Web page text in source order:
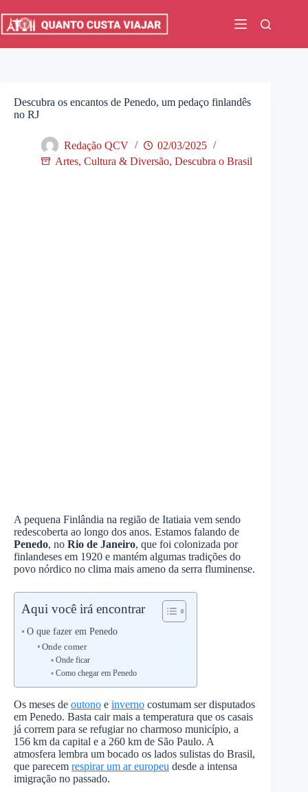
para
Descubra os encantos de Penedo, um pedaço finlandês
no RJ
Redação QCV
02/03/2025
Artes, Cultura & Diversão, Descubra o Brasil
A pequena Finlândia na região de Itatiaia vem sendo
redescoberta ao longo dos anos. Estamos falando de
Penedo, no Rio de Janeiro, que foi colonizada por
finlandeses em 1920 e mantém algumas tradições do
povo nórdico no clima mais ameno da serra fluminense.
Aqui você irá encontrar
O que fazer em Penedo
Onde comer
Onde ficar
Como chegar em Penedo
Os meses de outono e inverno costumam ser disputados
em Penedo. Basta cair mais a temperatura que os casais
já correm para se refugiar no charmoso município, a
156 km da capital e a 260 km de São Paulo. A
atmosfera lembra um bocado os lados sulistas do Brasil,
que parecem respirar um ar europeu desde a intensa
imigração no passado.